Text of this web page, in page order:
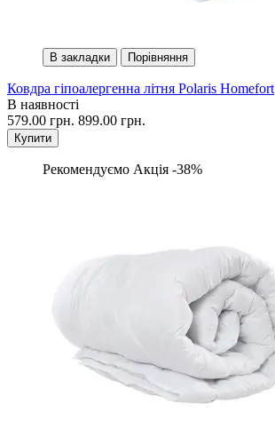
В закладки Порівняння
Ковдра гіпоалергенна літня Polaris Homefort
В наявності
579.00 грн. 899.00 грн.
Купити
Рекомендуємо Акція -38%